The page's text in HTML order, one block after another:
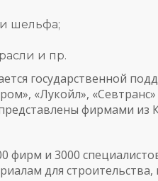
шельфа;
и пр.
государственной
«Лукойл»,
фирмами из
фирм и 3000
для строительства,